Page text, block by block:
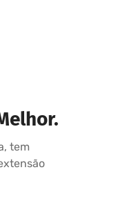
tem